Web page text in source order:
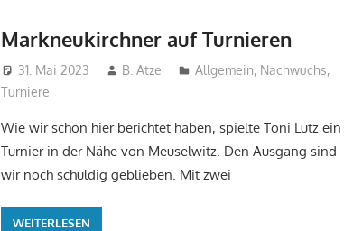
Markneukirchner auf Turnieren
31. Mai 2023 B. Atze Allgemein, Nachwuchs,
Turniere
Wie wir schon hier berichtet haben, spielte Toni Lutz ein
Turnier in der Nähe von Meuselwitz. Den Ausgang sind
wir noch schuldig geblieben. Mit zwei
WEITERLESEN